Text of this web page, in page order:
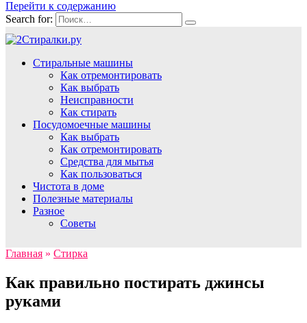
Перейти к содержанию
Search for:
Стиральные машины
Как отремонтировать
Как выбрать
Неисправности
Как стирать
Посудомоечные машины
Как выбрать
Как отремонтировать
Средства для мытья
Как пользоваться
Чистота в доме
Полезные материалы
Разное
Советы
Главная » Стирка
Как правильно постирать джинсы
руками